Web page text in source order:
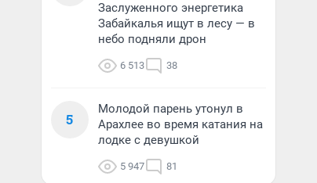
Заслуженного энергетика
Забайкалья ищут в лесу — в
небо подняли дрон
6 513 38
5
Молодой парень утонул в
Арахлее во время катания на
лодке с девушкой
5 947 81